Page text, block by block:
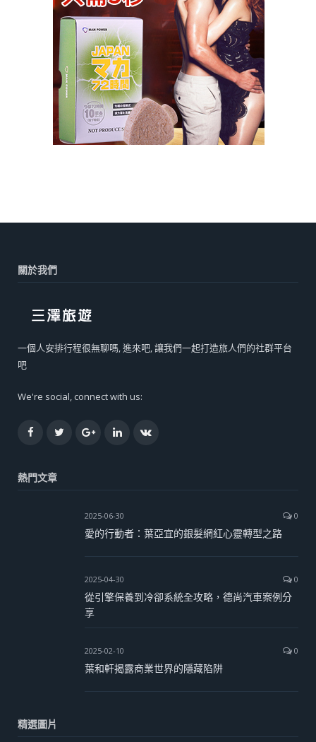
關於我們
一個人安排行程很無聊嗎, 進來吧, 讓我們一起打造旅人們的社群平台
吧
We're social, connect with us:
FacebookTwitterGoogle+LinkedInVK
熱門文章
2025-06-30 0
愛的行動者：葉亞宜的銀髮網紅心靈轉型之路
2025-04-30 0
從引擎保養到冷卻系統全攻略，德尚汽車案例分
享
2025-02-10 0
葉和軒揭露商業世界的隱藏陷阱
精選圖片